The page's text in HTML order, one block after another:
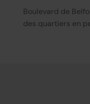
Boulevard de
des quartiers en